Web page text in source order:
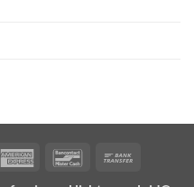
American
Bancontact